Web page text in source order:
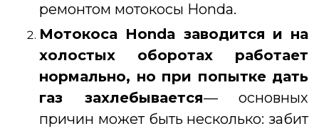
ремонтом мотокосы Honda.
Мотокоса Honda заводится и на
холостых оборотах работает
нормально, но при попытке дать
газ захлебывается— основных
причин может быть несколько: забит